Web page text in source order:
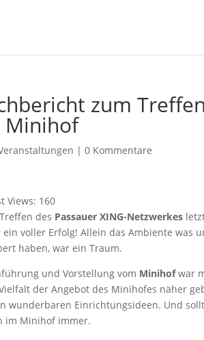
zum
Minihof
| 0 Kommentare
Views: 160
des Passauer XING-Netzwerkes
voller Erfolg! Allein das Ambiente was
haben, war ein Traum.
und Vorstellung vom Minihofwar
der Angebot des Minihofes näher
wunderbaren Einrichtungsideen. Und
im Minihof immer.